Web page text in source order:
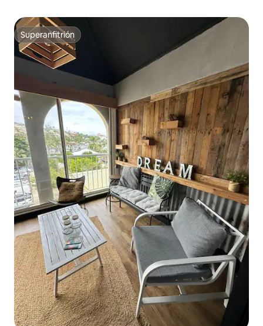
Superanfitrión
Superanfitrión